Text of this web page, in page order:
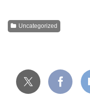
Uncategorized